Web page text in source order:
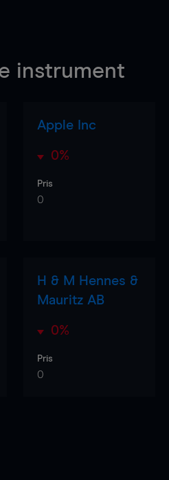
instrument
Apple Inc
0%
Pris
0
H & M Hennes &
Mauritz AB
0%
Pris
0